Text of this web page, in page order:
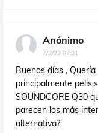
Anónimo
7/3/23 07:31
Buenos días ,
principalmente
SOUNDCORE Q30
parecen los más
alternativa?